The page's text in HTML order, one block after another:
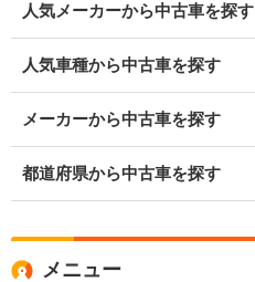
人気メーカーから中古車を探す
人気車種から中古車を探す
メーカーから中古車を探す
都道府県から中古車を探す
メニュー